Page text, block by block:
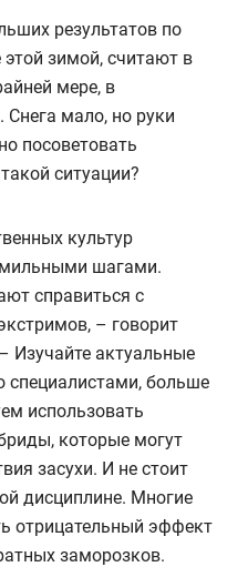
результатов по
зимой, считают в
мере, в
Снега мало, но руки
посоветовать
ситуации?
культур
шагами.
справиться с
– говорит
Изучайте актуальные
специалистами, больше
использовать
которые могут
засухи. И не стоит
дисциплине. Многие
отрицательный эффект
заморозков.